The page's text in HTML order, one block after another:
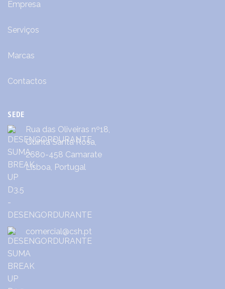
Empresa
Serviços
Marcas
Contactos
SEDE
Rua das Oliveiras nº18,
Quinta Santa Rosa,
2680-458 Camarate
Lisboa, Portugal
comercial@csh.pt